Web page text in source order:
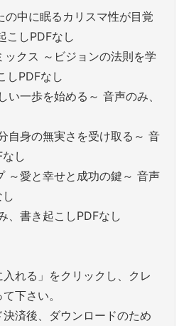
の中に眠るカリスマ性が目覚
こしPDFなし
クス ～ビジョンの法則を学
しPDFなし
一歩を始める～ 音声のみ、
自身の無実さを受け取る～ 音
し
～愛と幸せと成功の鍵～ 音声
、書き起こしPDFなし
入れる」をクリックし、クレ
下さい。
決済後、ダウンロードのため